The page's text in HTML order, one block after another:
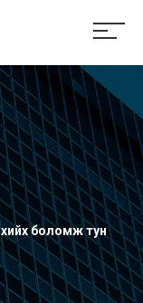
хийх боломж тун